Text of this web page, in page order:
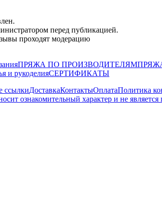
перед публикацией.
проходят модерацию
ПРЯЖА ПО ПРОИЗВОДИТЕЛЯМ
и рукоделияСЕРТИФИКАТЫ
ссылкиДоставкаКонтактыОплатаПолитика
ознакомительный характер и не
00